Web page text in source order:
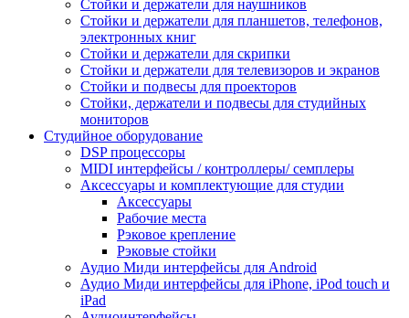
Стойки и держатели для наушников
Стойки и держатели для планшетов, телефонов,
электронных книг
Стойки и держатели для скрипки
Стойки и держатели для телевизоров и экранов
Стойки и подвесы для проекторов
Стойки, держатели и подвесы для студийных
мониторов
Студийное оборудование
DSP процессоры
MIDI интерфейсы / контроллеры/ семплеры
Аксессуары и комплектующие для студии
Аксессуары
Рабочие места
Рэковое крепление
Рэковые стойки
Аудио Миди интерфейсы для Android
Аудио Миди интерфейсы для iPhone, iPod touch и
iPad